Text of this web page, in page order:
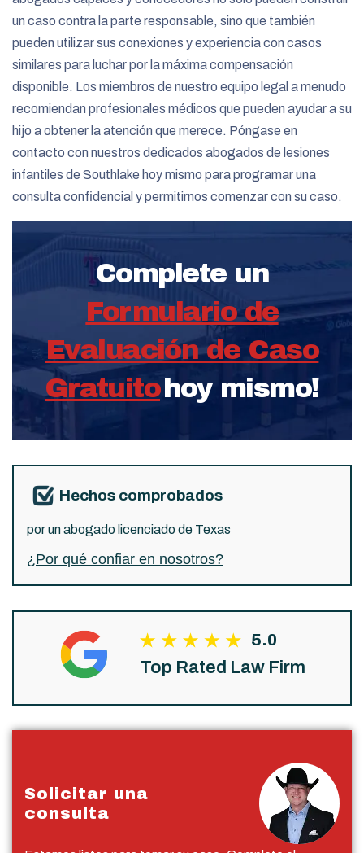
un caso contra la parte responsable, sino que también
pueden utilizar sus conexiones y experiencia con casos
similares para luchar por la máxima compensación
disponible. Los miembros de nuestro equipo legal a menudo
recomiendan profesionales médicos que pueden ayudar a su
hijo a obtener la atención que merece. Póngase en
contacto con nuestros dedicados abogados de lesiones
infantiles de Southlake hoy mismo para programar una
consulta confidencial y permitirnos comenzar con su caso.
Complete un
Formulario de
Evaluación de Caso
Gratuitohoy mismo!
Hechos comprobados
por un abogado licenciado de Texas
¿Por qué confiar en nosotros?
5.0
Top Rated Law Firm
Solicitar una
consulta